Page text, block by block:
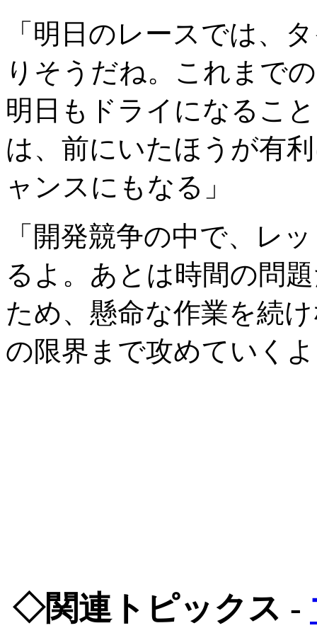
「明日のレースでは、
りそうだね。これまで
明日もドライになるこ
は、前にいたほうが有
ャンスにもなる」
「開発競争の中で、レ
るよ。あとは時間の問
ため、懸命な作業を続
の限界まで攻めていく
◇関連トピックス -